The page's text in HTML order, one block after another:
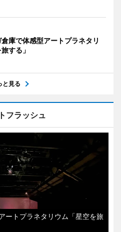
庫で体感型アートプラネタリ
する」
と見る
フラッシュ
ートプラネタリウム「星空を旅